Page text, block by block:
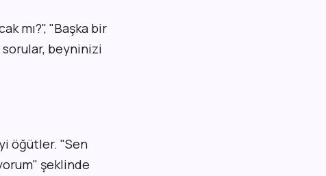
mı?", "Başka bir
sorular, beyninizi
öğütler. "Sen
şeklinde